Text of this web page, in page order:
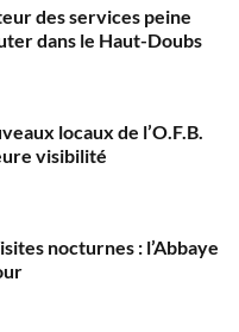
des services peine
dans le Haut-Doubs
locaux de l’O.F.B.
visibilité
nocturnes : l’Abbaye